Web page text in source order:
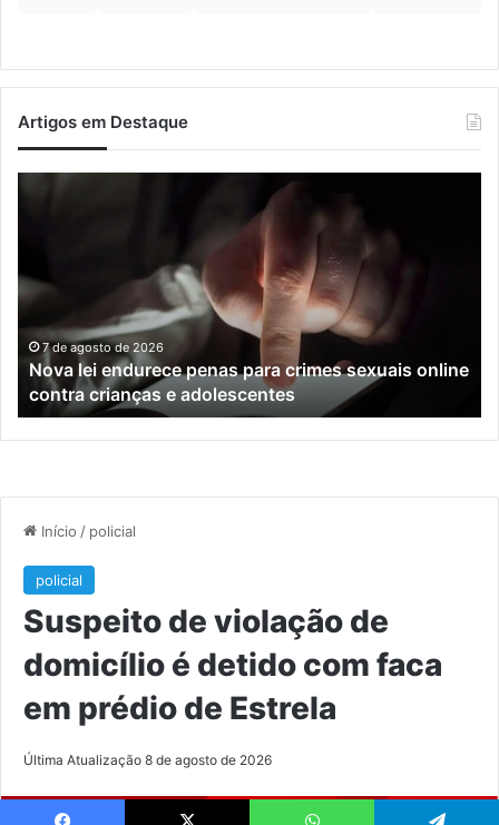
Artigos em Destaque
para
crimes
sexuais
online
contra
crianças
e
adolescentes
7 de agosto de 2026
Nova lei endurece penas para crimes sexuais online
contra crianças e adolescentes